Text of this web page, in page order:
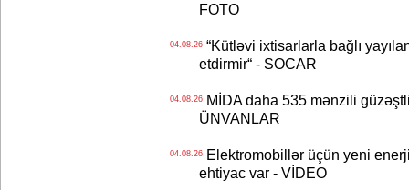
FOTO
04.08.26“Kütləvi ixtisarlarla bağlı
etdirmir“ - SOCAR
04.08.26MİDA daha 535 mənzili güzəştli
ÜNVANLAR
04.08.26Elektromobillər üçün yeni
ehtiyac var - VİDEO